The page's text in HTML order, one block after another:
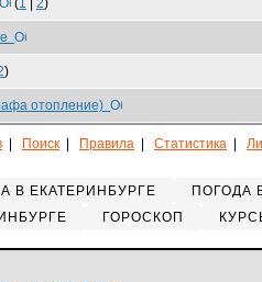
(1 2)
)
отопление)
Поиск Правила Статистика
В ЕКАТЕРИНБУРГЕ ПОГОДА
ГОРОСКОП